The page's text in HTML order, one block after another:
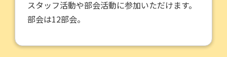
スタッフ活動や部会活動に参加いただけます。
部会は12部会。